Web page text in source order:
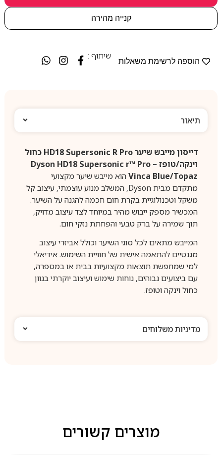
קנייה מהירה
הוספה לרשימת משאלות
שיתוף :
תיאור
דייסון מייבש שיער HD18 Supersonic R Pro כחול
וינקה/טופז – Dyson HD18 Supersonic r™ Pro
Vinca Blue/Topazהוא מייבש שיער מקצועי
מתקדם מבית Dyson, המשלב מנוע עוצמתי, עיצוב קל
משקל וטכנולוגיית בקרת חום חכמה להגנה על השיער.
המכשיר מספק ייבוש מהיר במיוחד לצד עיצוב מדויק,
תוך שמירה על ברק טבעי והפחתת נזקי חום.
המייבש מתאים לכל סוגי השיער וכולל אביזרי עיצוב
מגנטיים להתאמה אישית של חוויית השימוש. אידיאלי
למי שמחפשת תוצאות מקצועיות בבית או במספרה,
עם ביצועים גבוהים, נוחות שימוש ועיצוב יוקרתי בגוון
כחול וינקה וטופז.
מדיניות משלוחים
מוצרים קשורים